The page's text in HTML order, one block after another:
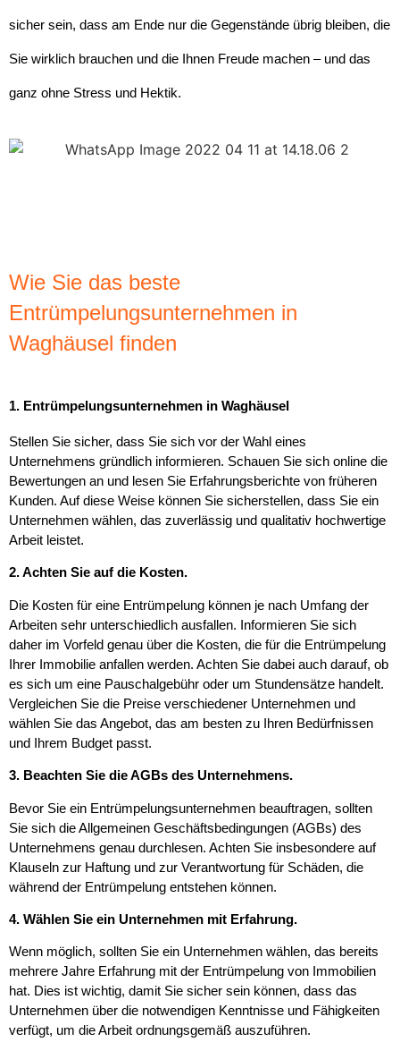
sicher sein, dass am Ende nur die Gegenstände übrig bleiben, die
Sie wirklich brauchen und die Ihnen Freude machen – und das
ganz ohne Stress und Hektik.
Wie Sie das beste
Entrümpelungsunternehmen in
Waghäusel finden
1. Entrümpelungsunternehmen in Waghäusel
Stellen Sie sicher, dass Sie sich vor der Wahl eines
Unternehmens gründlich informieren. Schauen Sie sich online die
Bewertungen an und lesen Sie Erfahrungsberichte von früheren
Kunden. Auf diese Weise können Sie sicherstellen, dass Sie ein
Unternehmen wählen, das zuverlässig und qualitativ hochwertige
Arbeit leistet.
2. Achten Sie auf die Kosten.
Die Kosten für eine Entrümpelung können je nach Umfang der
Arbeiten sehr unterschiedlich ausfallen. Informieren Sie sich
daher im Vorfeld genau über die Kosten, die für die Entrümpelung
Ihrer Immobilie anfallen werden. Achten Sie dabei auch darauf, ob
es sich um eine Pauschalgebühr oder um Stundensätze handelt.
Vergleichen Sie die Preise verschiedener Unternehmen und
wählen Sie das Angebot, das am besten zu Ihren Bedürfnissen
und Ihrem Budget passt.
3. Beachten Sie die AGBs des Unternehmens.
Bevor Sie ein Entrümpelungsunternehmen beauftragen, sollten
Sie sich die Allgemeinen Geschäftsbedingungen (AGBs) des
Unternehmens genau durchlesen. Achten Sie insbesondere auf
Klauseln zur Haftung und zur Verantwortung für Schäden, die
während der Entrümpelung entstehen können.
4. Wählen Sie ein Unternehmen mit Erfahrung.
Wenn möglich, sollten Sie ein Unternehmen wählen, das bereits
mehrere Jahre Erfahrung mit der Entrümpelung von Immobilien
hat. Dies ist wichtig, damit Sie sicher sein können, dass das
Unternehmen über die notwendigen Kenntnisse und Fähigkeiten
verfügt, um die Arbeit ordnungsgemäß auszuführen.